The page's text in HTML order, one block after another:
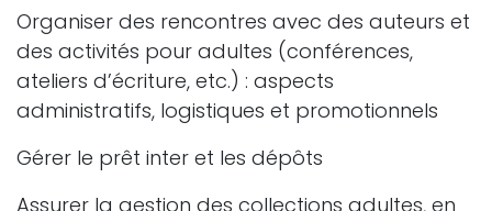
Organiser des rencontres avec des auteurs et
des activités pour adultes (conférences,
ateliers d’écriture, etc.) : aspects
administratifs, logistiques et promotionnels
Gérer le prêt inter et les dépôts
Assurer la gestion des collections adultes, en